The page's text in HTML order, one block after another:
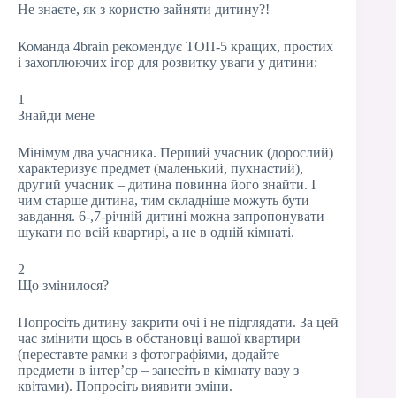
Не знаєте, як з користю зайняти дитину?!
Команда 4brain рекомендує ТОП-5 кращих, простих
і захоплюючих ігор для розвитку уваги у дитини:
1
Знайди мене
Мінімум два учасника. Перший учасник (дорослий)
характеризує предмет (маленький, пухнастий),
другий учасник – дитина повинна його знайти. І
чим старше дитина, тим складніше можуть бути
завдання. 6-,7-річній дитині можна запропонувати
шукати по всій квартирі, а не в одній кімнаті.
2
Що змінилося?
Попросіть дитину закрити очі і не підглядати. За цей
час змінити щось в обстановці вашої квартири
(переставте рамки з фотографіями, додайте
предмети в інтер’єр – занесіть в кімнату вазу з
квітами). Попросіть виявити зміни.